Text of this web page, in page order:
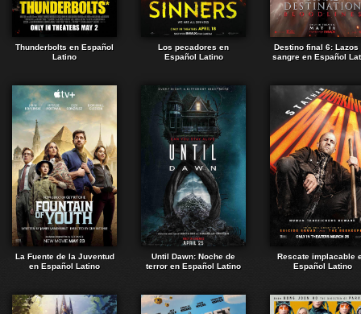
Thunderbolts en Español
Latino
Los pecadores en
Español Latino
Destino final 6: Lazos
sangre en Español
La Fuente de la Juventud
en Español Latino
Until Dawn: Noche de
terror en Español Latino
Rescate implacable
Español Latino